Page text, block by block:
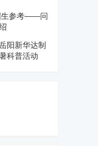
生参考——问
阳新华达制
科普活动